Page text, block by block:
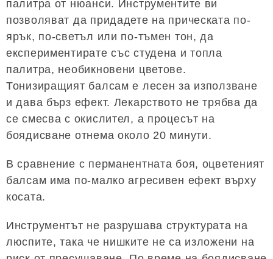
палитра от нюанси. Инструментите ви
позволяват да придадете на прическата по-
ярък, по-светъл или по-тъмен тон, да
експериментирате със студена и топла
палитра, необикновени цветове.
Тонизиращият балсам е лесен за използване
и дава бърз ефект. Лекарството не трябва да
се смесва с окислител, а процесът на
боядисване отнема около 20 минути.
В сравнение с перманентната боя, оцветеният
балсам има по-малко агресивен ефект върху
косата.
Инструментът не разрушава структурата на
люспите, така че нишките не са изложени на